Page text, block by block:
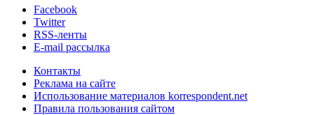
Facebook
Twitter
RSS-ленты
E-mail рассылка
Контакты
Реклама на сайте
Использование материалов korrespondent.net
Правила пользования сайтом